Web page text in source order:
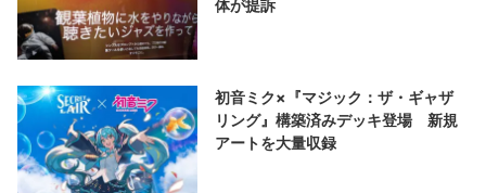
体が提訴
初音ミク×『マジック：ザ・ギャザ
リング』構築済みデッキ登場 新規
アートを大量収録